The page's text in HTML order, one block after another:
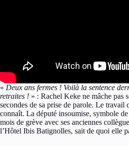
« Deux ans fermes ! Voilà la sentence
retraites ! » : Rachel Keke ne mâche pas
secondes de sa prise de parole. Le travail
connaît. La député insoumise, symbole
mois de grève avec ses anciennes
l’Hôtel Ibis Batignolles, sait de quoi elle